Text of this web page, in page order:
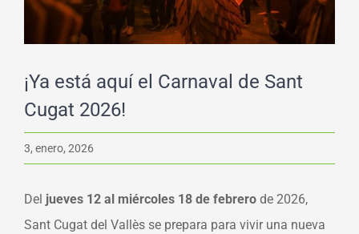
¡Ya está aquí el Carnaval de Sant
Cugat 2026!
3, enero, 2026
Del jueves 12 al miércoles 18 de febrero de 2026,
Sant Cugat del Vallès se prepara para vivir una nueva